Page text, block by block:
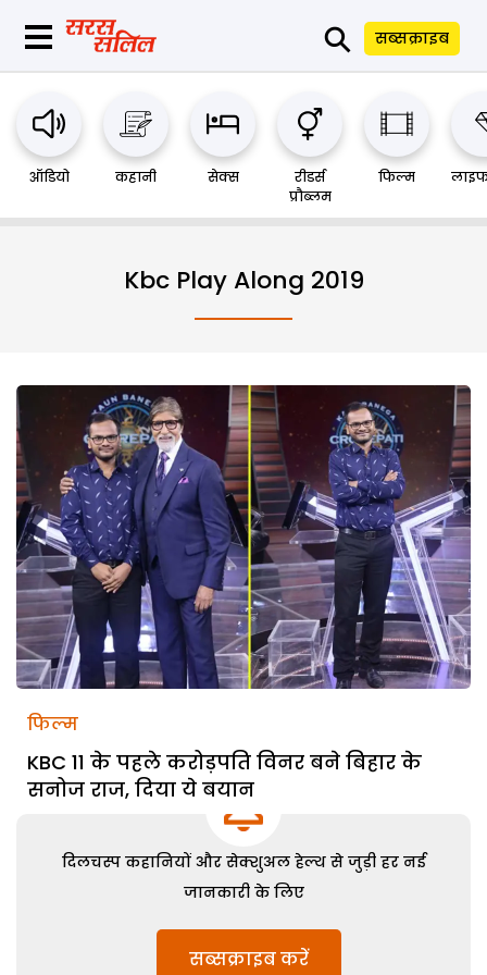
⚲ सब्सक्राइब
ऑडियो कहानी सेक्स
रीडर्स
प्रौब्लम
फिल्म
Kbc Play Along 2019
फिल्म
KBC 11 के पहले करोड़पति विनर बने बिहार के
सनोज राज, दिया ये बयान
दिलचस्प कहानियों और सेक्शुअल हेल्थ से जुड़ी हर नई
जानकारी के लिए
सब्सक्राइब करें